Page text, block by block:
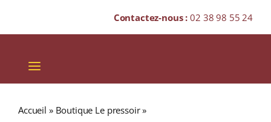
Contactez-nous :02 38 98 55 24
Toggle
Navigation
Accueil » Boutique Le pressoir»